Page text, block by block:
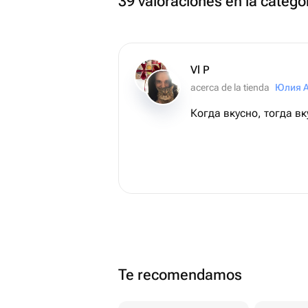
Vl P
acerca de la tienda
Юлия
Когда вкусно, тогда
Te recomendamos